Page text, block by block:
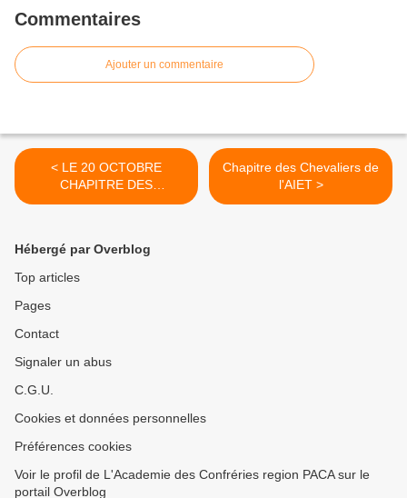
Commentaires
Ajouter un commentaire
< LE 20 OCTOBRE
CHAPITRE DES
CASTAGNAIRE DE
Chapitre des Chevaliers de
l'AIET >
Hébergé par Overblog
Top articles
Pages
Contact
Signaler un abus
C.G.U.
Cookies et données personnelles
Préférences cookies
Voir le profil de L'Academie des Confréries region PACA sur le
portail Overblog